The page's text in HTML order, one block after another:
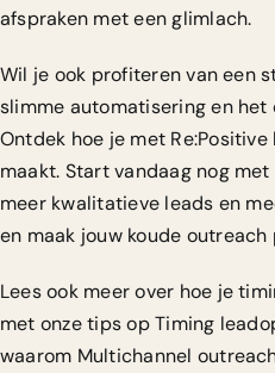
afspraken met een glimlach.
Wil je ook profiteren van een
slimme automatisering en
Ontdek hoe je met
maakt. Start vandaag nog
meer kwalitatieve leads en
en maak jouw koude
Lees ook meer over hoe je
met onze tips op Timing
waarom Multichannel